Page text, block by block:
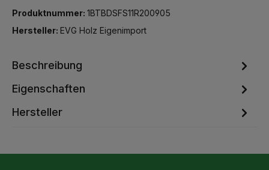
Produktnummer: 1BTBDSFS11R200905
Hersteller: EVG Holz Eigenimport
Beschreibung
Eigenschaften
Hersteller